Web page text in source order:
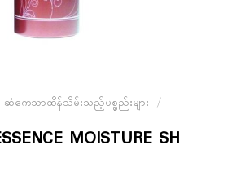
ဆံကေသာထိန်သိမ်းသည့်ပစ္စည်းများ /
MOISTURE SH